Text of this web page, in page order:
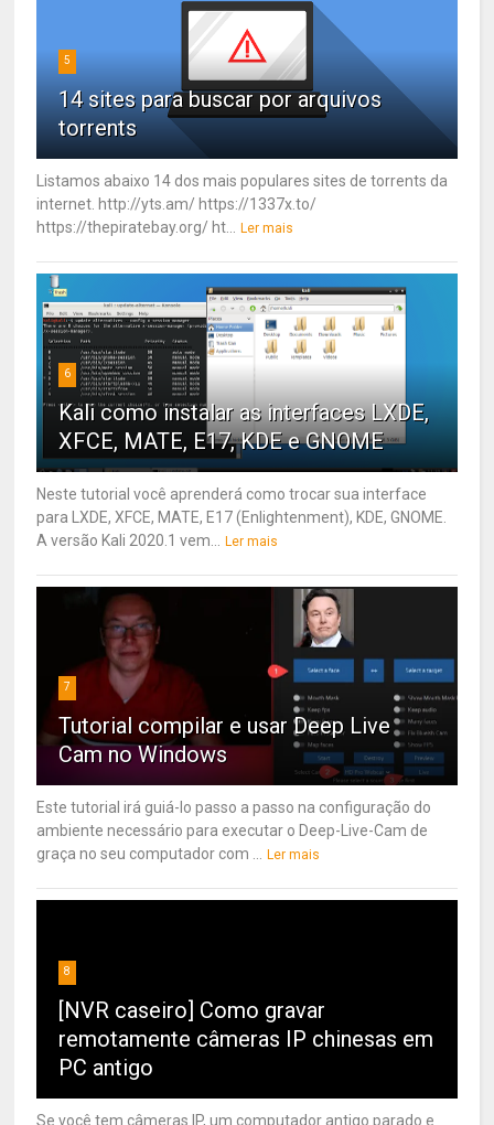
5
14 sites para buscar por arquivos
torrents
Listamos abaixo 14 dos mais populares sites de torrents da
internet. http://yts.am/ https://1337x.to/
https://thepiratebay.org/ ht...
Ler mais
6
Kali como instalar as interfaces LXDE,
XFCE, MATE, E17, KDE e GNOME
Neste tutorial você aprenderá como trocar sua interface
para LXDE, XFCE, MATE, E17 (Enlightenment), KDE, GNOME.
A versão Kali 2020.1 vem...
Ler mais
7
Tutorial compilar e usar Deep Live
Cam no Windows
Este tutorial irá guiá-lo passo a passo na configuração do
ambiente necessário para executar o Deep-Live-Cam de
graça no seu computador com ...
Ler mais
8
[NVR caseiro] Como gravar
remotamente câmeras IP chinesas em
PC antigo
Se você tem câmeras IP, um computador antigo parado e